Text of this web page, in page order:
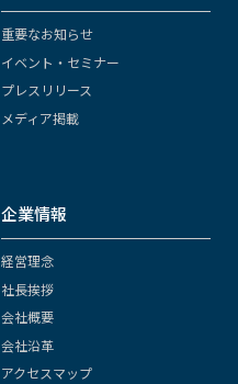
重要なお知らせ
イベント・セミナー
プレスリリース
メディア掲載
企業情報
経営理念
社長挨拶
会社概要
会社沿革
アクセスマップ